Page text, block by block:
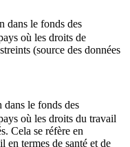
dans le fonds des
où les droits de
(source des données
le fonds des
où les droits du travail
Cela se réfère en
termes de santé et de